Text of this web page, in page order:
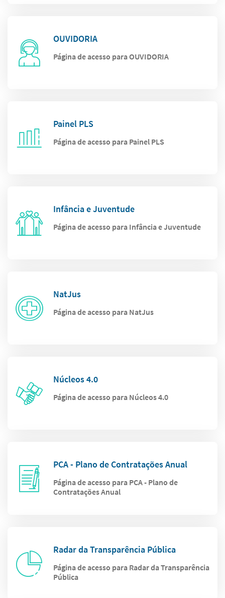
OUVIDORIA
Página de acesso para OUVIDORIA
Painel PLS
Página de acesso para Painel PLS
Infância e Juventude
Página de acesso para Infância e Juventude
NatJus
Página de acesso para NatJus
Núcleos 4.0
Página de acesso para Núcleos 4.0
PCA - Plano de Contratações Anual
Página de acesso para PCA - Plano de
Contratações Anual
Radar da Transparência Pública
Página de acesso para Radar da Transparência
Pública